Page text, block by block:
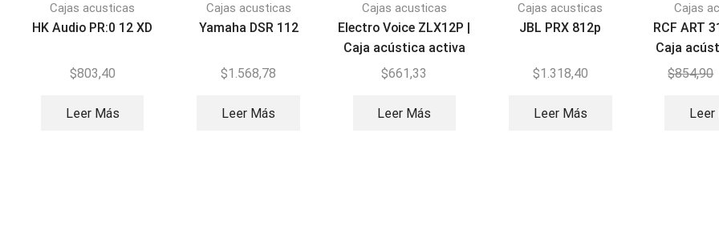
Cajas acusticas
HK Audio PR:0 12 XD
$803,40
Leer Más
Cajas acusticas
Yamaha DSR 112
$1.568,78
Leer Más
Cajas acusticas
Electro Voice ZLX12P |
Caja acústica activa
$661,33
Leer Más
Cajas acusticas
JBL PRX 812p
$1.318,40
Leer Más
Cajas
RCF ART
Caja
$854,90
Leer